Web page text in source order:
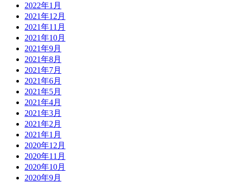
2022年1月
2021年12月
2021年11月
2021年10月
2021年9月
2021年8月
2021年7月
2021年6月
2021年5月
2021年4月
2021年3月
2021年2月
2021年1月
2020年12月
2020年11月
2020年10月
2020年9月